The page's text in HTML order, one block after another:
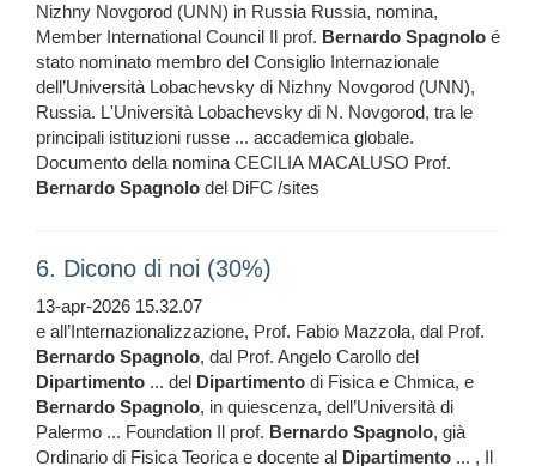
Nizhny Novgorod (UNN) in Russia Russia, nomina,
Member International Council Il prof. Bernardo Spagnolo é
stato nominato membro del Consiglio Internazionale
dell’Università Lobachevsky di Nizhny Novgorod (UNN),
Russia. L'Università Lobachevsky di N. Novgorod, tra le
principali istituzioni russe ... accademica globale.
Documento della nomina CECILIA MACALUSO Prof.
Bernardo Spagnolo del DiFC /sites
6. Dicono di noi (30%)
13-apr-2026 15.32.07
e all’Internazionalizzazione, Prof. Fabio Mazzola, dal Prof.
Bernardo Spagnolo, dal Prof. Angelo Carollo del
Dipartimento ... del Dipartimento di Fisica e Chmica, e
Bernardo Spagnolo, in quiescenza, dell’Università di
Palermo ... Foundation Il prof. Bernardo Spagnolo, già
Ordinario di Fisica Teorica e docente al Dipartimento ... , Il